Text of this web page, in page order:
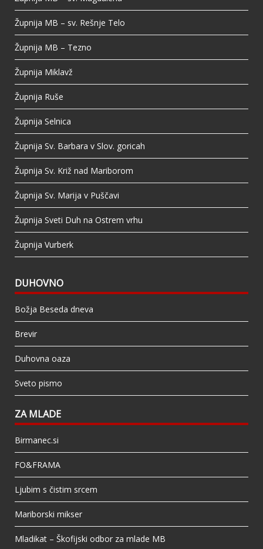
Župnija MB – sv. Rešnje Telo
Župnija MB – Tezno
Župnija Miklavž
Župnija Ruše
Župnija Selnica
Župnija Sv. Barbara v Slov. goricah
Župnija Sv. Križ nad Mariborom
Župnija Sv. Marija v Puščavi
Župnija Sveti Duh na Ostrem vrhu
Župnija Vurberk
DUHOVNO
Božja Beseda dneva
Brevir
Duhovna oaza
Sveto pismo
ZA MLADE
Birmanec.si
FO&FRAMA
Ljubim s čistim srcem
Mariborski mikser
Mladikat – Škofijski odbor za mlade MB